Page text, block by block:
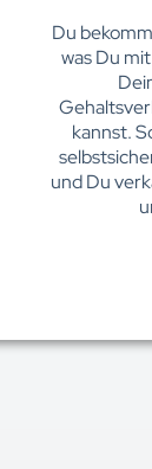
Du
was Du
kannst.
und Du